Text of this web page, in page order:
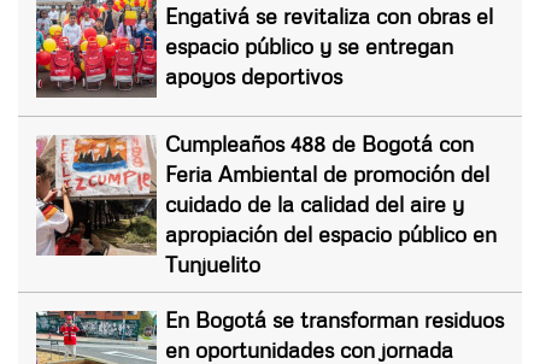
Engativá se revitaliza con obras el
espacio público y se entregan
apoyos deportivos
Cumpleaños 488 de Bogotá con
Feria Ambiental de promoción del
cuidado de la calidad del aire y
apropiación del espacio público en
Tunjuelito
En Bogotá se transforman residuos
en oportunidades con jornada